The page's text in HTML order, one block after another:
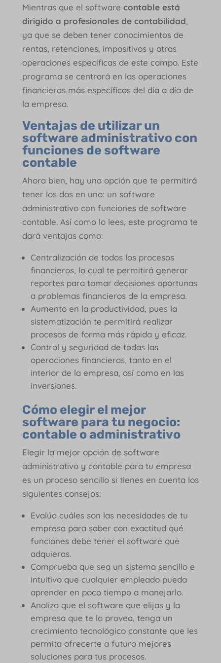
Mientras que el software contable está
dirigido a profesionales de contabilidad,
ya que se deben tener conocimientos de
rentas, retenciones, impositivos y otras
operaciones específicas de este campo. Este
programa se centrará en las operaciones
financieras más específicas del día a día de
la empresa.
Ventajas de utilizar un
software administrativo con
funciones de software
contable
Ahora bien, hay una opción que te permitirá
tener los dos en uno: un software
administrativo con funciones de software
contable. Así como lo lees, este programa te
dará ventajas como:
Centralización de todos los procesos
financieros, lo cual te permitirá generar
reportes para tomar decisiones oportunas
a problemas financieros de la empresa.
Aumento en la productividad, pues la
sistematización te permitirá realizar
procesos de forma más rápida y eficaz.
Control y seguridad de todas las
operaciones financieras, tanto en el
interior de la empresa, así como en las
inversiones.
Cómo elegir el mejor
software para tu negocio:
contable o administrativo
Elegir la mejor opción de software
administrativo y contable para tu empresa
es un proceso sencillo si tienes en cuenta los
siguientes consejos:
Evalúa cuáles son las necesidades de tu
empresa para saber con exactitud qué
funciones debe tener el software que
adquieras.
Comprueba que sea un sistema sencillo e
intuitivo que cualquier empleado pueda
aprender en poco tiempo a manejarlo.
Analiza que el software que elijas y la
empresa que te lo provea, tenga un
crecimiento tecnológico constante que les
permita ofrecerte a futuro mejores
soluciones para tus procesos.